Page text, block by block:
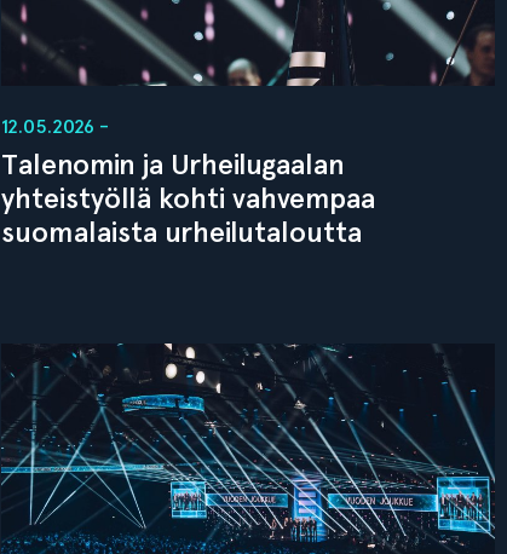
12.05.2026 -
Talenomin ja Urheilugaalan
yhteistyöllä kohti vahvempaa
suomalaista urheilutaloutta